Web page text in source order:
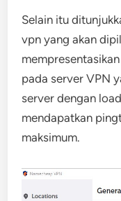
Selain itu
vpn yang akan
pada server VPN
server dengan
mendapatkan
maksimum.